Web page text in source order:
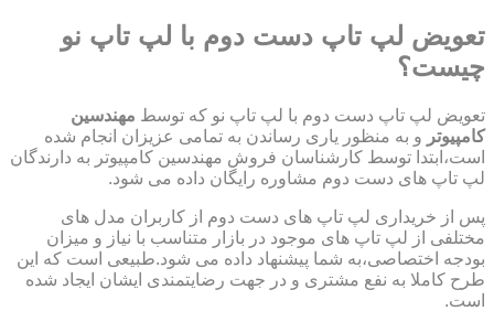
تعویض لپ تاپ دست دوم با لپ تاپ نو
چیست؟
تعویض لپ تاپ دست دوم با لپ تاپ نو که توسط مهندسین
کامپیوتر و به منظور یاری رساندن به تمامی عزیزان انجام شده
است،ابتدا توسط کارشناسان فروش مهندسین کامپیوتر به دارندگان
لپ تاپ های دست دوم مشاوره رایگان داده می شود.
پس از خریداری لپ تاپ های دست دوم از کاربران مدل های
مختلفی از لپ تاپ های موجود در بازار متناسب با نیاز و میزان
بودجه اختصاصی،به شما پیشنهاد داده می شود.طبیعی است که این
طرح کاملا به نفع مشتری و در جهت رضایتمندی ایشان ایجاد شده
است.